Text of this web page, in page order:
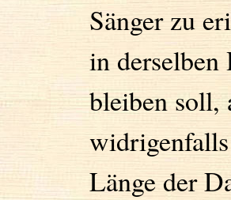
Sänger zu
in derselben
bleiben soll,
Länge der